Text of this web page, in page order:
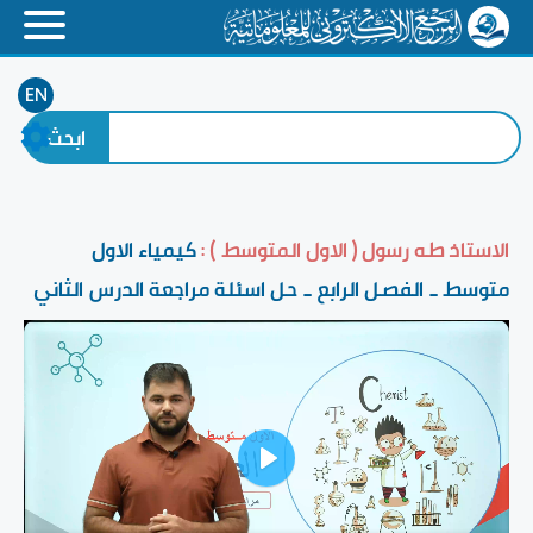
EN
الاستاذ طه رسول ( الاول المتوسط ) :كيمياء الاول
متوسط _ الفصل الرابع _ حل اسئلة مراجعة الدرس الثاني
Play